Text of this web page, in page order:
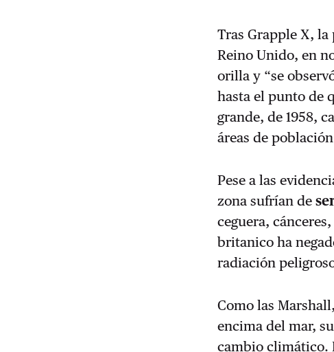
Tras Grapple X,
Reino Unido, en
orilla y “se
hasta el punto de
grande, de 1958,
áreas de
Pese a las
zona sufrían de
ceguera,
britanico ha
radiación
Como las
encima del mar,
cambio climático.